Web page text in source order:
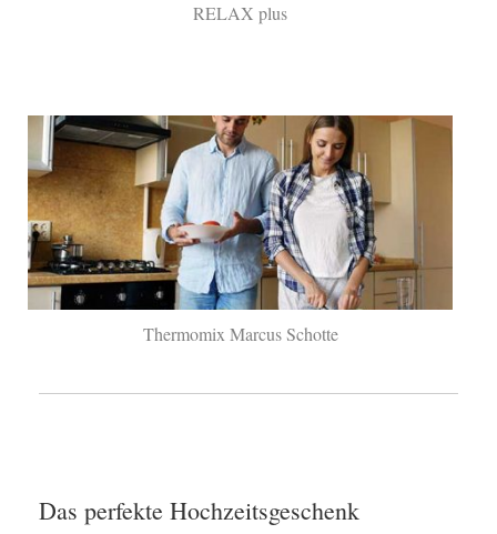
RELAX plus
Thermomix Marcus Schotte
Das perfekte Hochzeitsgeschenk